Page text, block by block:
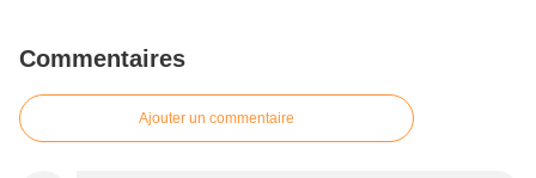
Commentaires
Ajouter un commentaire